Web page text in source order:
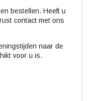
bestellen. Heeft u
contact met ons
naar de
voor u is.